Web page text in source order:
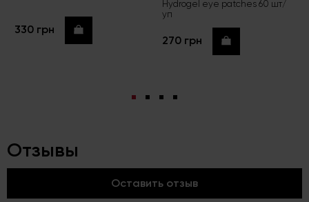
330 грн Купить
Hydrogel eye patches 60 шт/
уп
270 грн Купить
Отзывы
Оставить отзыв